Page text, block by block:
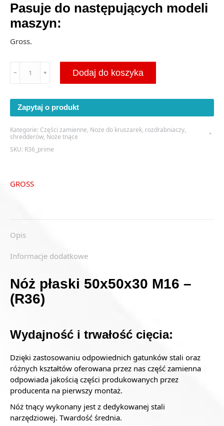
Pasuje do następujących modeli
maszyn:
Gross.
50x50x30
M16
(R36)
﹣ ﹢ Dodaj do koszyka
Zapytaj o produkt
Kategorie: Części zamienne, Noże do kruszarek, rozdrabniaczy,
shredderów, Noże tnące
SKU: R36_prime
GROSS
Opis
Informacje dodatkowe
Nóż płaski 50x50x30 M16 –
(R36)
Wydajność i trwałość cięcia:
Dzięki zastosowaniu odpowiednich gatunków stali oraz
różnych kształtów oferowana przez nas część zamienna
odpowiada jakością części produkowanych przez
producenta na pierwszy montaż.
Nóż tnący wykonany jest z dedykowanej stali
narzędziowej. Twardość średnia.